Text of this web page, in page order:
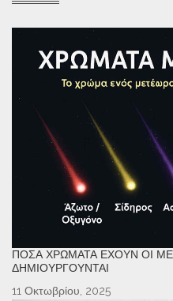
ΠΌΣΑ ΧΡΏΜΑΤΑ ΈΧΟΥΝ ΟΙ
ΔΗΜΙΟΥΡΓΟΎΝΤΑΙ
11 Οκτωβρίου, 2025